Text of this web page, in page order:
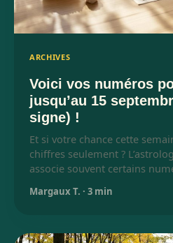
ARCHIVES
Voici vos numéros
jusqu’au 15
signe) !
Et si votre chance cette
chiffres seulement ?
associe souvent certains
Margaux T. · 3 min